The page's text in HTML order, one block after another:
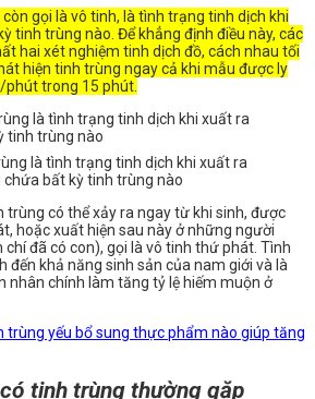
gọi là vô tinh, là tình trạng tinh dịch khi
tinh trùng nào. Để khẳng định điều này, các
hai xét nghiệm tinh dịch đồ, cách nhau tối
hiện tinh trùng ngay cả khi mẫu được ly
trong 15 phút.
là tình trạng tinh dịch khi xuất ra
chứa bất kỳ tinh trùng nào
trùng có thể xảy ra ngay từ khi sinh, được
hoặc xuất hiện sau này ở những người
đã có con), gọi là vô tinh thứ phát. Tình
đến khả năng sinh sản của nam giới và là
nhân chính làm tăng tỷ lệ hiếm muộn ở
trùng yếu bổ sung thực phẩm nào giúp tăng
tinh trùng thường gặp